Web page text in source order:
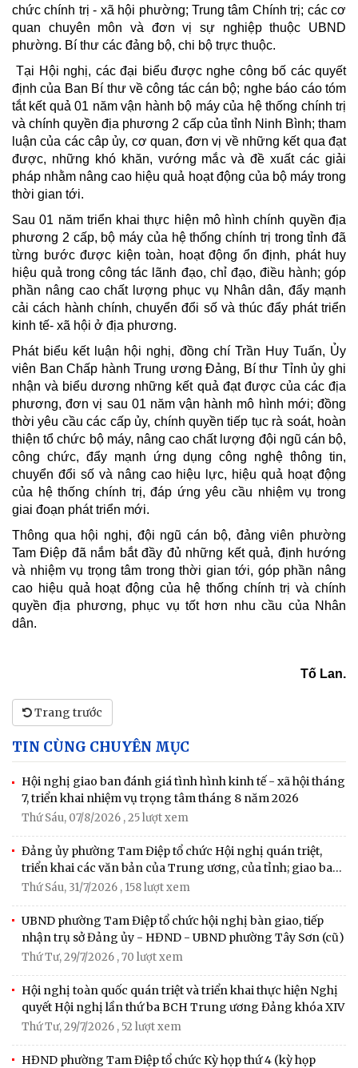
chức chính trị - xã hội phường; Trung tâm Chính trị; các cơ
quan chuyên môn và đơn vị sự nghiệp thuộc UBND
phường. Bí thư các đảng bộ, chi bộ trực thuộc.
Tại Hội nghị, các đại biểu được nghe công bố các quyết
định của Ban Bí thư về công tác cán bộ; nghe báo cáo tóm
tắt kết quả 01 năm vận hành bộ máy của hệ thống chính trị
và chính quyền địa phương 2 cấp của tỉnh Ninh Bình; tham
luận của các câp ủy, cơ quan, đơn vị về những kết qua đạt
được, những khó khăn, vướng mắc và đề xuất các giải
pháp nhằm nâng cao hiệu quả hoạt động của bộ máy trong
thời gian tới.
Sau 01 năm triển khai thực hiện mô hình chính quyền địa
phương 2 cấp, bộ máy của hệ thống chính trị trong tỉnh đã
từng bước được kiện toàn, hoạt động ổn định, phát huy
hiệu quả trong công tác lãnh đạo, chỉ đạo, điều hành; góp
phần nâng cao chất lượng phục vụ Nhân dân, đẩy mạnh
cải cách hành chính, chuyển đổi số và thúc đẩy phát triển
kinh tế- xã hội ở địa phương.
Phát biểu kết luận hội nghị, đồng chí Trần Huy Tuấn, Ủy
viên Ban Chấp hành Trung ương Đảng, Bí thư Tỉnh ủy ghi
nhận và biểu dương những kết quả đạt được của các địa
phương, đơn vị sau 01 năm vận hành mô hình mới; đồng
thời yêu cầu các cấp ủy, chính quyền tiếp tục rà soát, hoàn
thiện tổ chức bộ máy, nâng cao chất lượng đội ngũ cán bộ,
công chức, đẩy mạnh ứng dụng công nghệ thông tin,
chuyển đổi số và nâng cao hiệu lực, hiệu quả hoạt động
của hệ thống chính trị, đáp ứng yêu cầu nhiệm vụ trong
giai đoạn phát triển mới.
Thông qua hội nghị, đội ngũ cán bộ, đảng viên phường
Tam Điệp đã nắm bắt đầy đủ những kết quả, định hướng
và nhiệm vụ trọng tâm trong thời gian tới, góp phần nâng
cao hiệu quả hoạt động của hệ thống chính trị và chính
quyền địa phương, phục vụ tốt hơn nhu cầu của Nhân
dân.
Tố Lan.
Trang trước
TIN CÙNG CHUYÊN MỤC
Hội nghị giao ban đánh giá tình hình kinh tế - xã hội tháng
7, triển khai nhiệm vụ trọng tâm tháng 8 năm 2026
Thứ Sáu, 07/8/2026 , 25 lượt xem
Đảng ủy phường Tam Điệp tổ chức Hội nghị quán triệt,
triển khai các văn bản của Trung ương, của tỉnh; giao ban
công tác tháng 7, triển khai nhiệm vụ tháng 8 năm 2026
Thứ Sáu, 31/7/2026 , 158 lượt xem
UBND phường Tam Điệp tổ chức hội nghị bàn giao, tiếp
nhận trụ sở Đảng ủy - HĐND - UBND phường Tây Sơn (cũ)
Thứ Tư, 29/7/2026 , 70 lượt xem
Hội nghị toàn quốc quán triệt và triển khai thực hiện Nghị
quyết Hội nghị lần thứ ba BCH Trung ương Đảng khóa XIV
Thứ Tư, 29/7/2026 , 52 lượt xem
HĐND phường Tam Điệp tổ chức Kỳ họp thứ 4 (kỳ họp